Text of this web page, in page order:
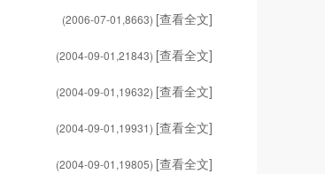
(2006-07-01,8663) [查看全文]
(2004-09-01,21843) [查看全文]
(2004-09-01,19632) [查看全文]
(2004-09-01,19931) [查看全文]
(2004-09-01,19805) [查看全文]